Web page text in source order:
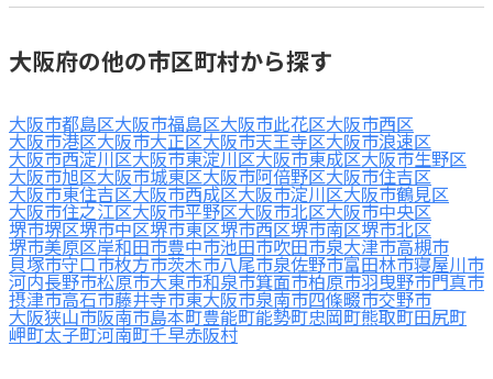
大阪府の他の市区町村から探す
大阪市都島区大阪市福島区大阪市此花区大阪市西区
大阪市港区大阪市大正区大阪市天王寺区大阪市浪速区
大阪市西淀川区大阪市東淀川区大阪市東成区大阪市生野区
大阪市旭区大阪市城東区大阪市阿倍野区大阪市住吉区
大阪市東住吉区大阪市西成区大阪市淀川区大阪市鶴見区
大阪市住之江区大阪市平野区大阪市北区大阪市中央区
堺市堺区堺市中区堺市東区堺市西区堺市南区堺市北区
堺市美原区岸和田市豊中市池田市吹田市泉大津市高槻市
貝塚市守口市枚方市茨木市八尾市泉佐野市富田林市寝屋川市
河内長野市松原市大東市和泉市箕面市柏原市羽曳野市門真市
摂津市高石市藤井寺市東大阪市泉南市四條畷市交野市
大阪狭山市阪南市島本町豊能町能勢町忠岡町熊取町田尻町
岬町太子町河南町千早赤阪村